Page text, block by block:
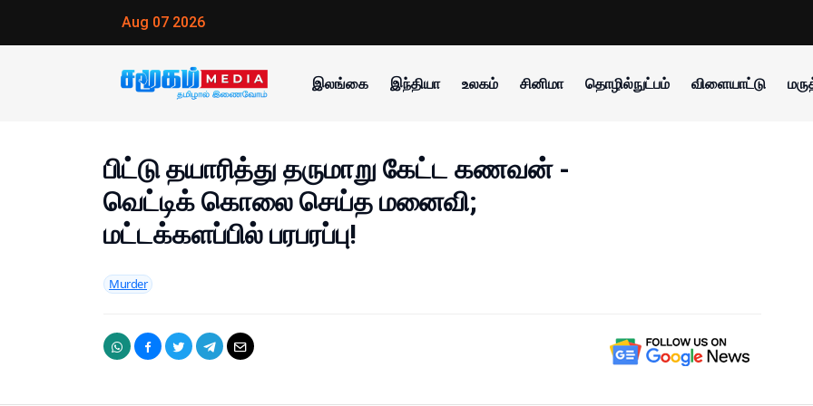
Aug 07 2026
இலங்கை இந்தியா உலகம் சினிமா தொழில்நுட்பம் விளையாட்டு
பிட்டு தயாரித்து தருமாறு கேட்ட கணவன் -
வெட்டிக் கொலை செய்த மனைவி;
மட்டக்களப்பில் பரபரப்பு!
Murder